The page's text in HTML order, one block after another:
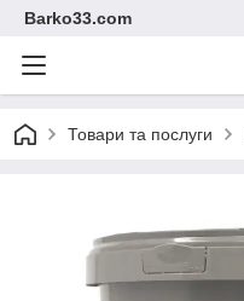
Barko33.com
Товари та послуги